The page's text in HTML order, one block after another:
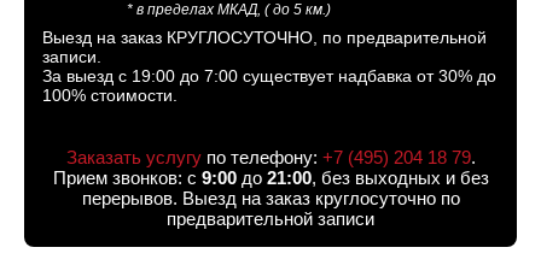
* в пределах МКАД, ( до 5 км.)
Выезд на заказ КРУГЛОСУТОЧНО, по предварительной
записи.
За выезд с 19:00 до 7:00 существует надбавка от 30% до
100% стоимости.
Заказать услугупо телефону: +7 (495) 204 18 79.
Прием звонков: с 9:00до 21:00, без выходных и без
перерывов. Выезд на заказ круглосуточно по
предварительной записи